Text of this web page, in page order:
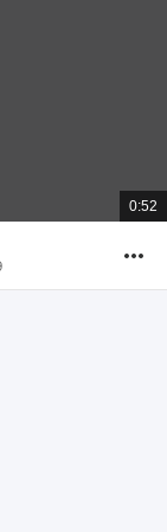
總
共
0:52